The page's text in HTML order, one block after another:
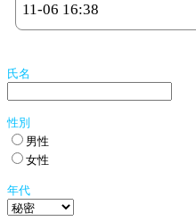
11-06 16:38
氏名
性別
男性
女性
年代